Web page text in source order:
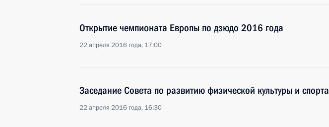
Открытие чемпионата Европы по дзюдо 2016 года
22 апреля 2016 года, 17:00
Заседание Совета по развитию физической культуры и спорта
22 апреля 2016 года, 16:30